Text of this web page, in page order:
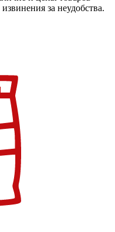
за неудобства.